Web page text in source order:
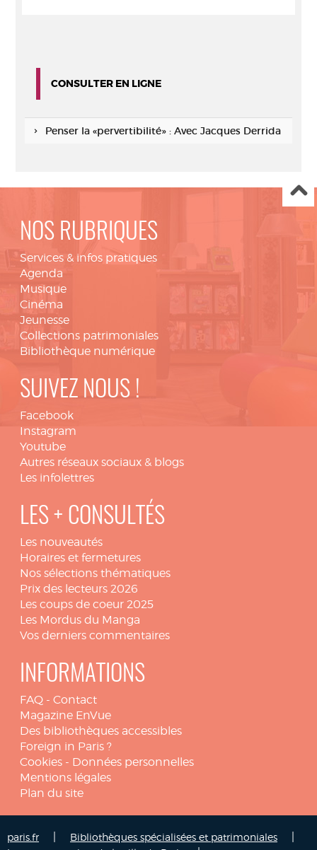
CONSULTER EN LIGNE
Penser la «pervertibilité» : Avec Jacques Derrida
NOS RUBRIQUES
Services & infos pratiques
Agenda
Musique
Cinéma
Jeunesse
Collections patrimoniales
Bibliothèque numérique
SUIVEZ NOUS !
Facebook
Instagram
Youtube
Autres réseaux sociaux & blogs
Les infolettres
LES + CONSULTÉS
Les nouveautés
Horaires et fermetures
Nos sélections thématiques
Prix des lecteurs 2026
Les coups de coeur 2025
Les Mordus du Manga
Vos derniers commentaires
INFORMATIONS
FAQ - Contact
Magazine EnVue
Des bibliothèques accessibles
Foreign in Paris ?
Cookies - Données personnelles
Mentions légales
Plan du site
paris.fr Bibliothèques spécialisées et patrimoniales